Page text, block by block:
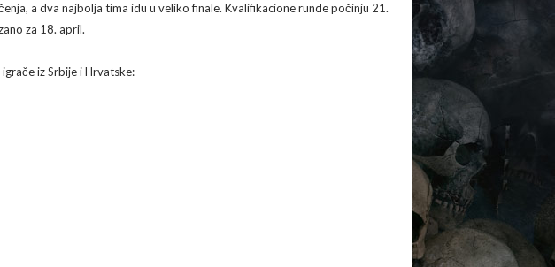
a dva najbolja tima idu u veliko finale. Kvalifikacione runde počinju 21.
za 18. april.
iz Srbije i Hrvatske: